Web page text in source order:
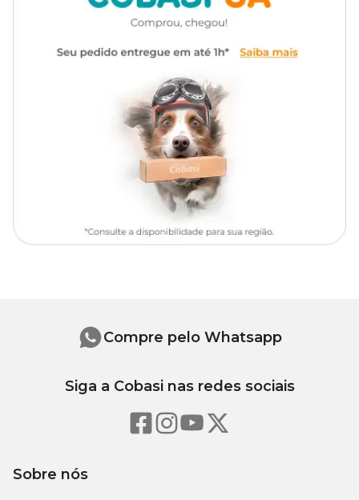
Nunca utilize esponja de aço.
especial e excelentes ofertas.
Sobre nós
Compre pelo Whatsapp
Siga a Cobasi nas redes sociais